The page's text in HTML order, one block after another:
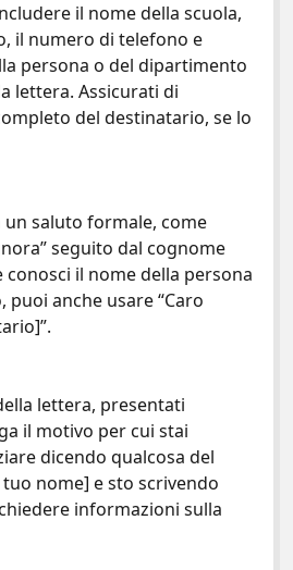
il nome della scuola,
il numero di telefono e
persona o del dipartimento
lettera. Assicurati di
del destinatario, se lo
saluto formale, come
seguito dal cognome
conosci il nome della persona
puoi anche usare “Caro
lettera, presentati
il motivo per cui stai
dicendo qualcosa del
nome] e sto scrivendo
informazioni sulla